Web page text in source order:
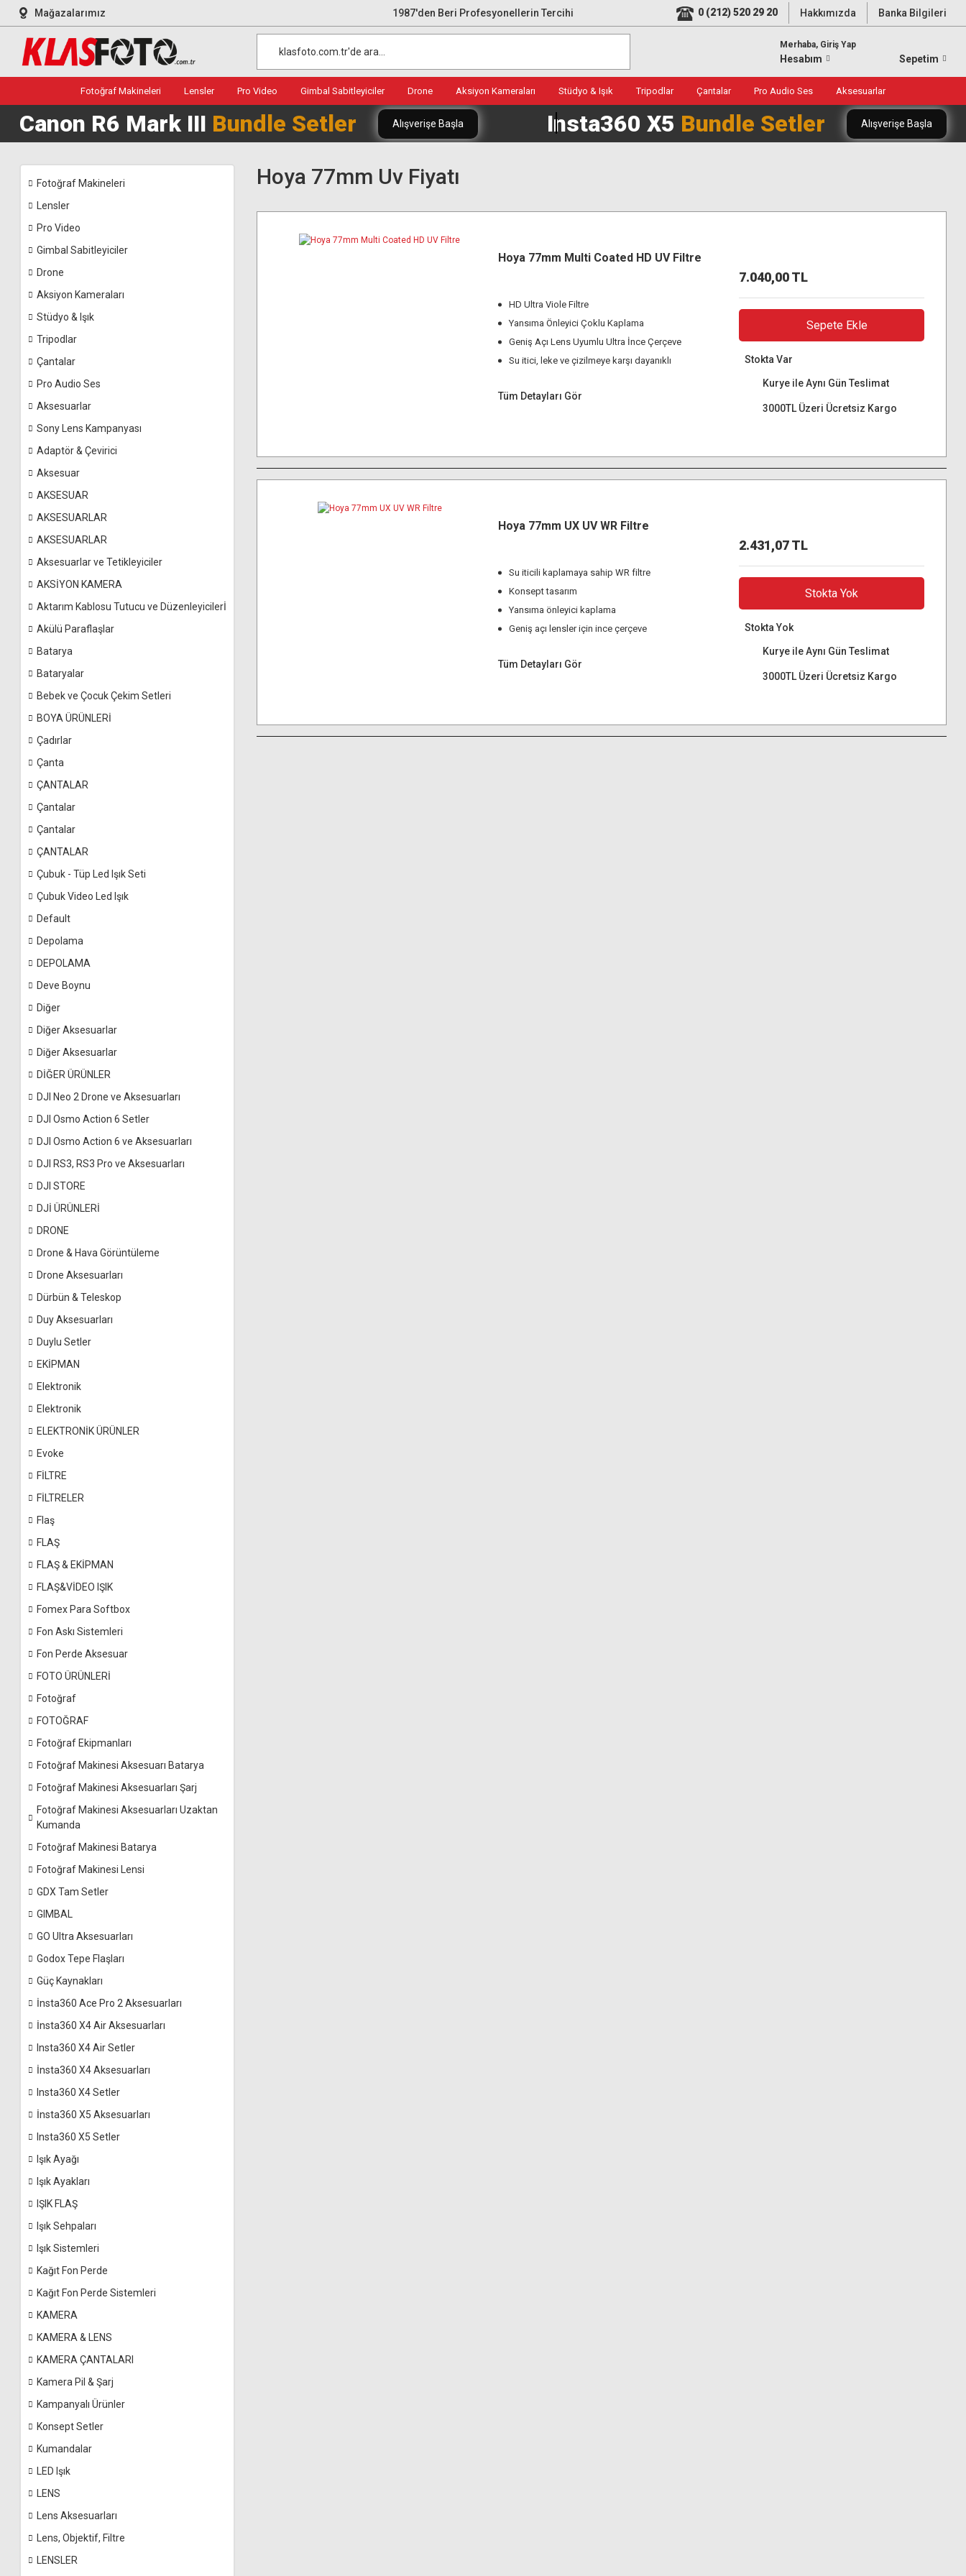
Mağazalarımız 1987'den Beri Profesyonellerin Tercihi 0 (212) 520 29 20 Hakkımızda Banka Bilgileri
Merhaba, Giriş Yap
Hesabım Sepetim
Fotoğraf Makineleri Lensler Pro Video Gimbal Sabitleyiciler Drone Aksiyon Kameraları Stüdyo & Işık Tripodlar Çantalar Pro Audio Ses Aksesuarlar
Canon R6 Mark III Bundle Setler Alışverişe Başla Insta360 X5 Bundle Setler Alışverişe Başla
Fotoğraf Makineleri
Lensler
Pro Video
Gimbal Sabitleyiciler
Drone
Aksiyon Kameraları
Stüdyo & Işık
Tripodlar
Çantalar
Pro Audio Ses
Aksesuarlar
Sony Lens Kampanyası
Adaptör & Çevirici
Aksesuar
AKSESUAR
AKSESUARLAR
AKSESUARLAR
Aksesuarlar ve Tetikleyiciler
AKSİYON KAMERA
Aktarım Kablosu Tutucu ve Düzenleyicilerİ
Akülü Paraflaşlar
Batarya
Bataryalar
Bebek ve Çocuk Çekim Setleri
BOYA ÜRÜNLERİ
Çadırlar
Çanta
ÇANTALAR
Çantalar
Çantalar
ÇANTALAR
Çubuk - Tüp Led Işık Seti
Çubuk Video Led Işık
Default
Depolama
DEPOLAMA
Deve Boynu
Diğer
Diğer Aksesuarlar
Diğer Aksesuarlar
DİĞER ÜRÜNLER
DJI Neo 2 Drone ve Aksesuarları
DJI Osmo Action 6 Setler
DJI Osmo Action 6 ve Aksesuarları
DJI RS3, RS3 Pro ve Aksesuarları
DJI STORE
DJİ ÜRÜNLERİ
DRONE
Drone & Hava Görüntüleme
Drone Aksesuarları
Dürbün & Teleskop
Duy Aksesuarları
Duylu Setler
EKİPMAN
Elektronik
Elektronik
ELEKTRONİK ÜRÜNLER
Evoke
FİLTRE
FİLTRELER
Flaş
FLAŞ
FLAŞ & EKİPMAN
FLAŞ&VİDEO IŞIK
Fomex Para Softbox
Fon Askı Sistemleri
Fon Perde Aksesuar
FOTO ÜRÜNLERİ
Fotoğraf
FOTOĞRAF
Fotoğraf Ekipmanları
Fotoğraf Makinesi Aksesuarı Batarya
Fotoğraf Makinesi Aksesuarları Şarj
Fotoğraf Makinesi Aksesuarları Uzaktan
Kumanda
Fotoğraf Makinesi Batarya
Fotoğraf Makinesi Lensi
GDX Tam Setler
GIMBAL
GO Ultra Aksesuarları
Godox Tepe Flaşları
Güç Kaynakları
İnsta360 Ace Pro 2 Aksesuarları
İnsta360 X4 Air Aksesuarları
Insta360 X4 Air Setler
İnsta360 X4 Aksesuarları
Insta360 X4 Setler
İnsta360 X5 Aksesuarları
Insta360 X5 Setler
Işık Ayağı
Işık Ayakları
IŞIK FLAŞ
Işık Sehpaları
Işık Sistemleri
Kağıt Fon Perde
Kağıt Fon Perde Sistemleri
KAMERA
KAMERA & LENS
KAMERA ÇANTALARI
Kamera Pil & Şarj
Kampanyalı Ürünler
Konsept Setler
Kumandalar
LED Işık
LENS
Lens Aksesuarları
Lens, Objektif, Filtre
LENSLER
Hoya 77mm Uv Fiyatı
Hoya 77mm Multi Coated HD UV Filtre
HD Ultra Viole Filtre
Yansıma Önleyici Çoklu Kaplama
Geniş Açı Lens Uyumlu Ultra İnce Çerçeve
Su itici, leke ve çizilmeye karşı dayanıklı
Tüm Detayları Gör
7.040,00 TL
Sepete Ekle
Stokta Var
Kurye ile Aynı Gün Teslimat
3000TL Üzeri Ücretsiz Kargo
Hoya 77mm UX UV WR Filtre
Su iticili kaplamaya sahip WR filtre
Konsept tasarım
Yansıma önleyici kaplama
Geniş açı lensler için ince çerçeve
Tüm Detayları Gör
2.431,07 TL
Stokta Yok
Stokta Yok
Kurye ile Aynı Gün Teslimat
3000TL Üzeri Ücretsiz Kargo